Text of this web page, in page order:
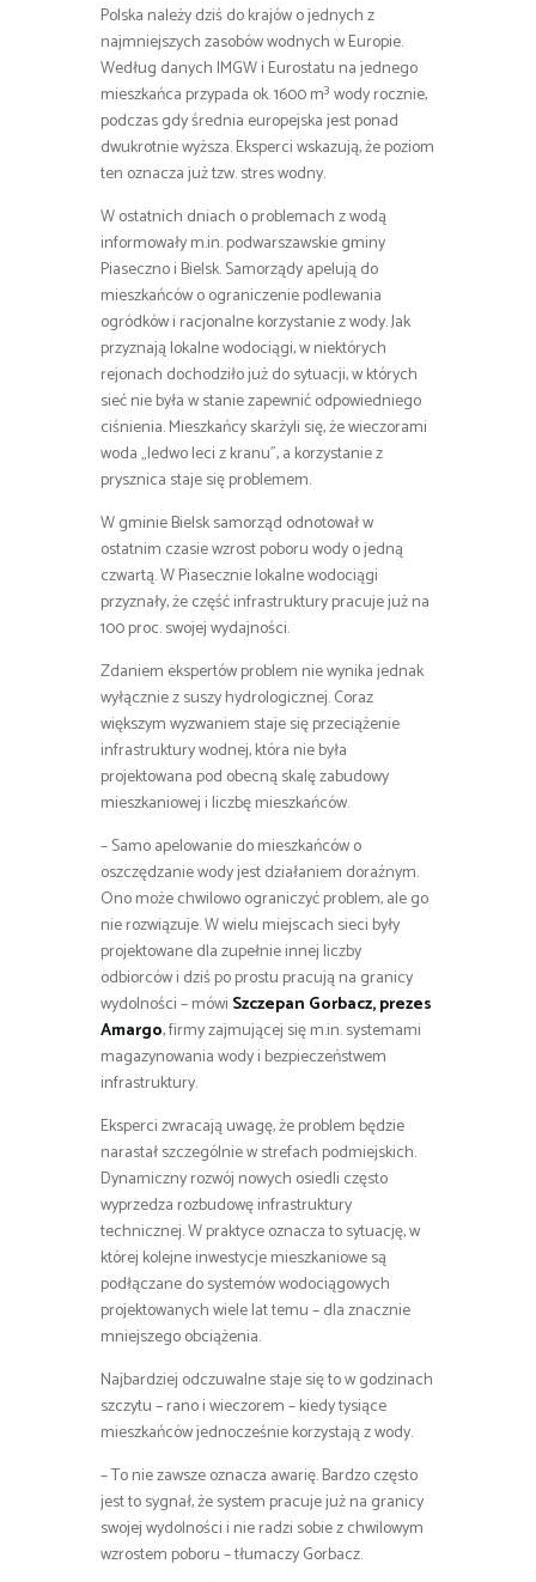
Polska należy dziś do krajów o jednych z
najmniejszych zasobów wodnych w Europie.
Według danych IMGW i Eurostatu na jednego
mieszkańca przypada ok. 1600 m³ wody rocznie,
podczas gdy średnia europejska jest ponad
dwukrotnie wyższa. Eksperci wskazują, że poziom
ten oznacza już tzw. stres wodny.
W ostatnich dniach o problemach z wodą
informowały m.in. podwarszawskie gminy
Piaseczno i Bielsk. Samorządy apelują do
mieszkańców o ograniczenie podlewania
ogródków i racjonalne korzystanie z wody. Jak
przyznają lokalne wodociągi, w niektórych
rejonach dochodziło już do sytuacji, w których
sieć nie była w stanie zapewnić odpowiedniego
ciśnienia. Mieszkańcy skarżyli się, że wieczorami
woda „ledwo leci z kranu”, a korzystanie z
prysznica staje się problemem.
W gminie Bielsk samorząd odnotował w
ostatnim czasie wzrost poboru wody o jedną
czwartą. W Piasecznie lokalne wodociągi
przyznały, że część infrastruktury pracuje już na
100 proc. swojej wydajności.
Zdaniem ekspertów problem nie wynika jednak
wyłącznie z suszy hydrologicznej. Coraz
większym wyzwaniem staje się przeciążenie
infrastruktury wodnej, która nie była
projektowana pod obecną skalę zabudowy
mieszkaniowej i liczbę mieszkańców.
– Samo apelowanie do mieszkańców o
oszczędzanie wody jest działaniem doraźnym.
Ono może chwilowo ograniczyć problem, ale go
nie rozwiązuje. W wielu miejscach sieci były
projektowane dla zupełnie innej liczby
odbiorców i dziś po prostu pracują na granicy
wydolności – mówi Szczepan Gorbacz, prezes
Amargo, firmy zajmującej się m.in. systemami
magazynowania wody i bezpieczeństwem
infrastruktury.
Eksperci zwracają uwagę, że problem będzie
narastał szczególnie w strefach podmiejskich.
Dynamiczny rozwój nowych osiedli często
wyprzedza rozbudowę infrastruktury
technicznej. W praktyce oznacza to sytuację, w
której kolejne inwestycje mieszkaniowe są
podłączane do systemów wodociągowych
projektowanych wiele lat temu – dla znacznie
mniejszego obciążenia.
Najbardziej odczuwalne staje się to w godzinach
szczytu – rano i wieczorem – kiedy tysiące
mieszkańców jednocześnie korzystają z wody.
– To nie zawsze oznacza awarię. Bardzo często
jest to sygnał, że system pracuje już na granicy
swojej wydolności i nie radzi sobie z chwilowym
wzrostem poboru – tłumaczy Gorbacz.